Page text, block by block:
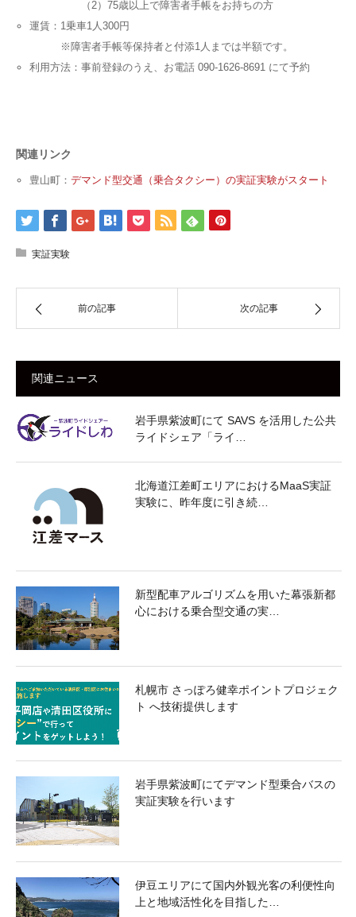
（2）75歳以上で障害者手帳をお持ちの方
運賃：1乗車1人300円
※障害者手帳等保持者と付添1人までは半額です。
利用方法：事前登録のうえ、お電話 090-1626-8691 にて予約
関連リンク
豊山町： デマンド型交通（乗合タクシー）の実証実験がスタート
実証実験
前の記事 次の記事
関連ニュース
岩手県紫波町にて SAVS を活用した公共
ライドシェア「ライ…
北海道江差町エリアにおけるMaaS実証
実験に、昨年度に引き続…
新型配車アルゴリズムを用いた幕張新都
心における乗合型交通の実…
札幌市 さっぽろ健幸ポイントプロジェク
ト へ技術提供します
岩手県紫波町にてデマンド型乗合バスの
実証実験を行います
伊豆エリアにて国内外観光客の利便性向
上と地域活性化を目指した…